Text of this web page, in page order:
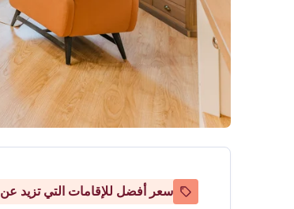
سعر أفضل للإقامات التي تزيد عن 28 ليلة